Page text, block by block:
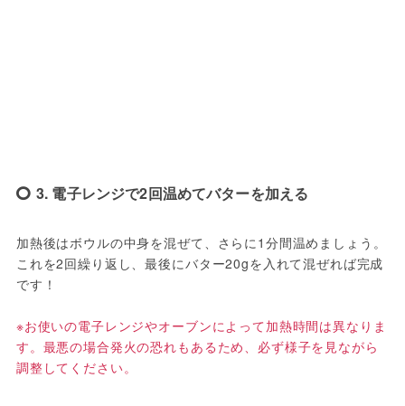
3. 電子レンジで2回温めてバターを加える
加熱後はボウルの中身を混ぜて、さらに1分間温めましょう。
これを2回繰り返し、最後にバター20gを入れて混ぜれば完成
です！
※お使いの電子レンジやオーブンによって加熱時間は異なりま
す。最悪の場合発火の恐れもあるため、必ず様子を見ながら
調整してください。